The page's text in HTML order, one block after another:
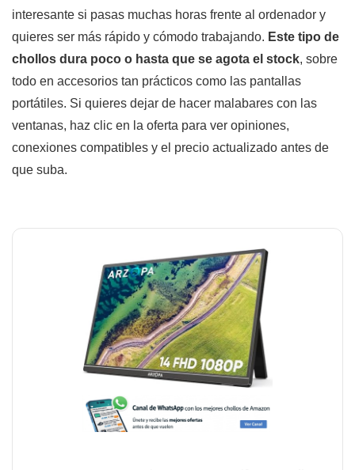
interesante si pasas muchas horas frente al ordenador y
quieres ser más rápido y cómodo trabajando. Este tipo de
chollos dura poco o hasta que se agota el stock, sobre
todo en accesorios tan prácticos como las pantallas
portátiles. Si quieres dejar de hacer malabares con las
ventanas, haz clic en la oferta para ver opiniones,
conexiones compatibles y el precio actualizado antes de
que suba.